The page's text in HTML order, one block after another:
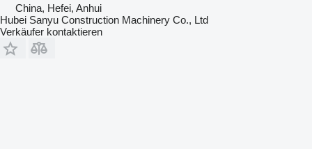
China, Hefei, Anhui
Hubei Sanyu Construction Machinery Co., Ltd
Verkäufer kontaktieren